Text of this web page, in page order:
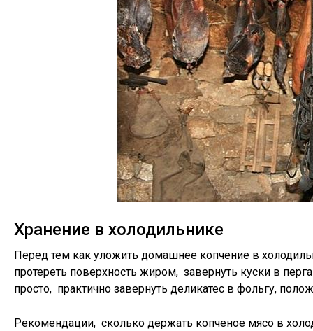
Хранение в холодильнике
Перед тем как уложить домашнее копчение в
протереть поверхность жиром, завернуть куски в
просто, практично завернуть деликатес в фольгу,
Рекомендации, сколько держать копченое мясо в